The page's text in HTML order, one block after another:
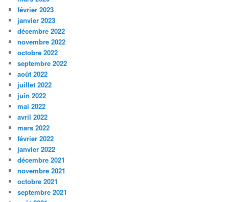
février 2023
janvier 2023
décembre 2022
novembre 2022
octobre 2022
septembre 2022
août 2022
juillet 2022
juin 2022
mai 2022
avril 2022
mars 2022
février 2022
janvier 2022
décembre 2021
novembre 2021
octobre 2021
septembre 2021